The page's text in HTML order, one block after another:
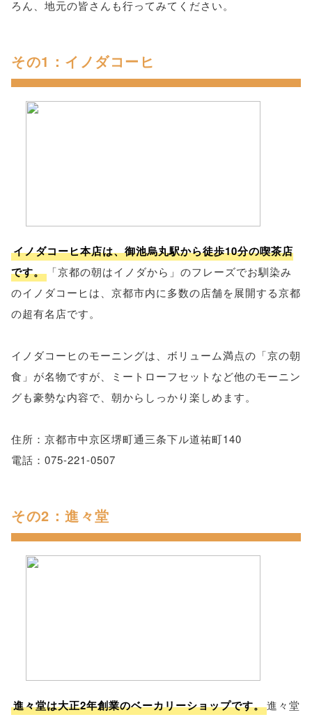
ろん、地元の皆さんも行ってみてください。
その1：イノダコーヒ
イノダコーヒ本店は、御池烏丸駅から徒歩10分の喫茶店
です。 「京都の朝はイノダから」のフレーズでお馴染み
のイノダコーヒは、京都市内に多数の店舗を展開する京都
の超有名店です。
イノダコーヒのモーニングは、ボリューム満点の「京の朝
食」が名物ですが、ミートローフセットなど他のモーニン
グも豪勢な内容で、朝からしっかり楽しめます。
住所：京都市中京区堺町通三条下ル道祐町140
電話：075-221-0507
その2：進々堂
進々堂は大正2年創業のベーカリーショップです。進々堂